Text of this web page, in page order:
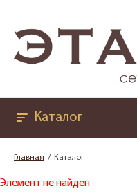
Каталог
Главная Каталог
Элемент не найден